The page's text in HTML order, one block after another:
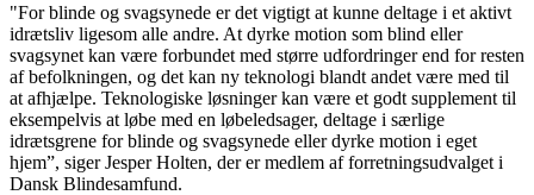
"For blinde og svagsynede er det vigtigt at kunne deltage i et aktivt
idrætsliv ligesom alle andre. At dyrke motion som blind eller
svagsynet kan være forbundet med større udfordringer end for resten
af befolkningen, og det kan ny teknologi blandt andet være med til
at afhjælpe. Teknologiske løsninger kan være et godt supplement til
eksempelvis at løbe med en løbeledsager, deltage i særlige
idrætsgrene for blinde og svagsynede eller dyrke motion i eget
hjem”, siger Jesper Holten, der er medlem af forretningsudvalget i
Dansk Blindesamfund.